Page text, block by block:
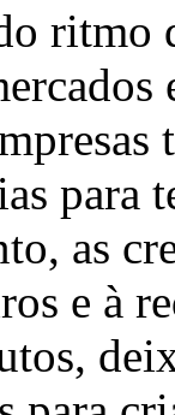
ritmo
para
as
e à